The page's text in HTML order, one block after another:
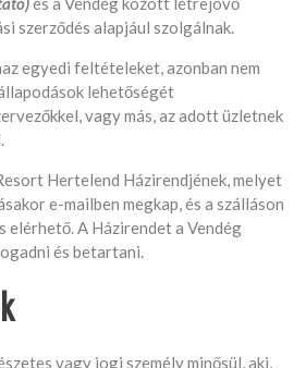
szerződés alapjául szolgálnak.
egyedi feltételeket, azonban nem
lehetőségét
vagy más, az adott üzletnek
Hertelend Házirendjének, melyet
e-mailben megkap, és a szálláson
A Házirendet a Vendég
és betartani.
vagy jogi személy minősül, aki,